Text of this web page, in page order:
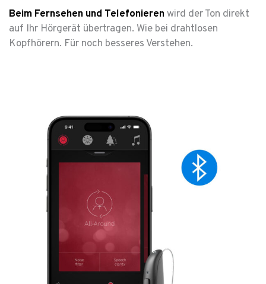
Beim Fernsehen und Telefonierenwird der Ton direkt
auf Ihr Hörgerät übertragen. Wie bei drahtlosen
Kopfhörern. Für noch besseres Verstehen.